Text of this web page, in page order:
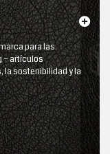
para las
– artículos
la sostenibilidad y la